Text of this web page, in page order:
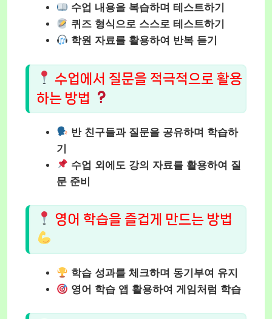
수업 내용을 복습하며 테스트하기
퀴즈 형식으로 스스로 테스트하기
학원 자료를 활용하여 반복 듣기
수업에서 질문을 적극적으로 활용
하는 방법
반 친구들과 질문을 공유하며 학습하
기
수업 외에도 강의 자료를 활용하여 질
문 준비
영어 학습을 즐겁게 만드는 방법
학습 성과를 체크하며 동기부여 유지
영어 학습 앱 활용하여 게임처럼 학습